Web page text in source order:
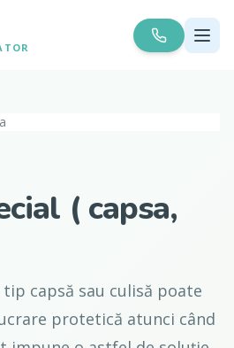
( capsa,
capsă sau culisă poate
protetică atunci când